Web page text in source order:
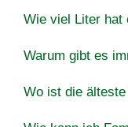
Wie viel Liter hat
Warum gibt es
Wo ist die